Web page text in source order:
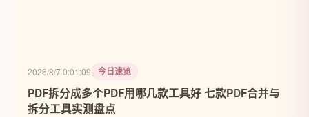
2026/8/7 0:01:09 今日速览
PDF拆分成多个PDF用哪几款工具好 七款PDF合并与
拆分工具实测盘点